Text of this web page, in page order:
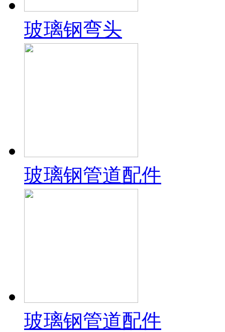
玻璃钢弯头
玻璃钢管道配件
玻璃钢管道配件